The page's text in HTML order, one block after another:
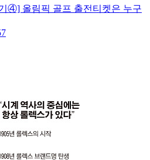
④] 올림픽 골프 출전티켓은 누구